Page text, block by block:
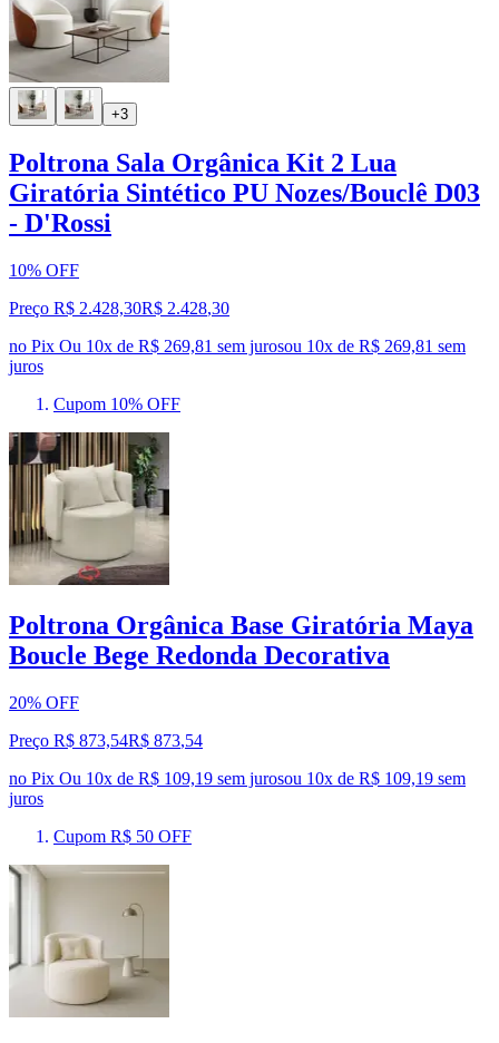
+3
Poltrona Sala Orgânica Kit 2 Lua
Giratória Sintético PU Nozes/Bouclê D03
- D'Rossi
10% OFF
Preço R$ 2.428,30R$ 2.428,30
no Pix Ou 10x de R$ 269,81 sem jurosou 10x de R$ 269,81 sem
juros
Cupom 10% OFF
Poltrona Orgânica Base Giratória Maya
Boucle Bege Redonda Decorativa
20% OFF
Preço R$ 873,54R$ 873,54
no Pix Ou 10x de R$ 109,19 sem jurosou 10x de R$ 109,19 sem
juros
Cupom R$ 50 OFF